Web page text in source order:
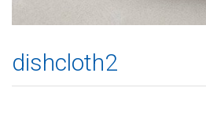
dishcloth2